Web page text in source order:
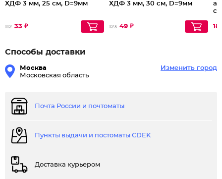
ХДФ 3 мм, 25 см, D=9мм
112 33 ₽
ХДФ 3 мм, 30 см, D=9мм
123 49 ₽
Способы доставки
Москва
Московская область
Изменить город
Почта России и почтоматы
Пункты выдачи и постоматы CDEK
Доставка курьером